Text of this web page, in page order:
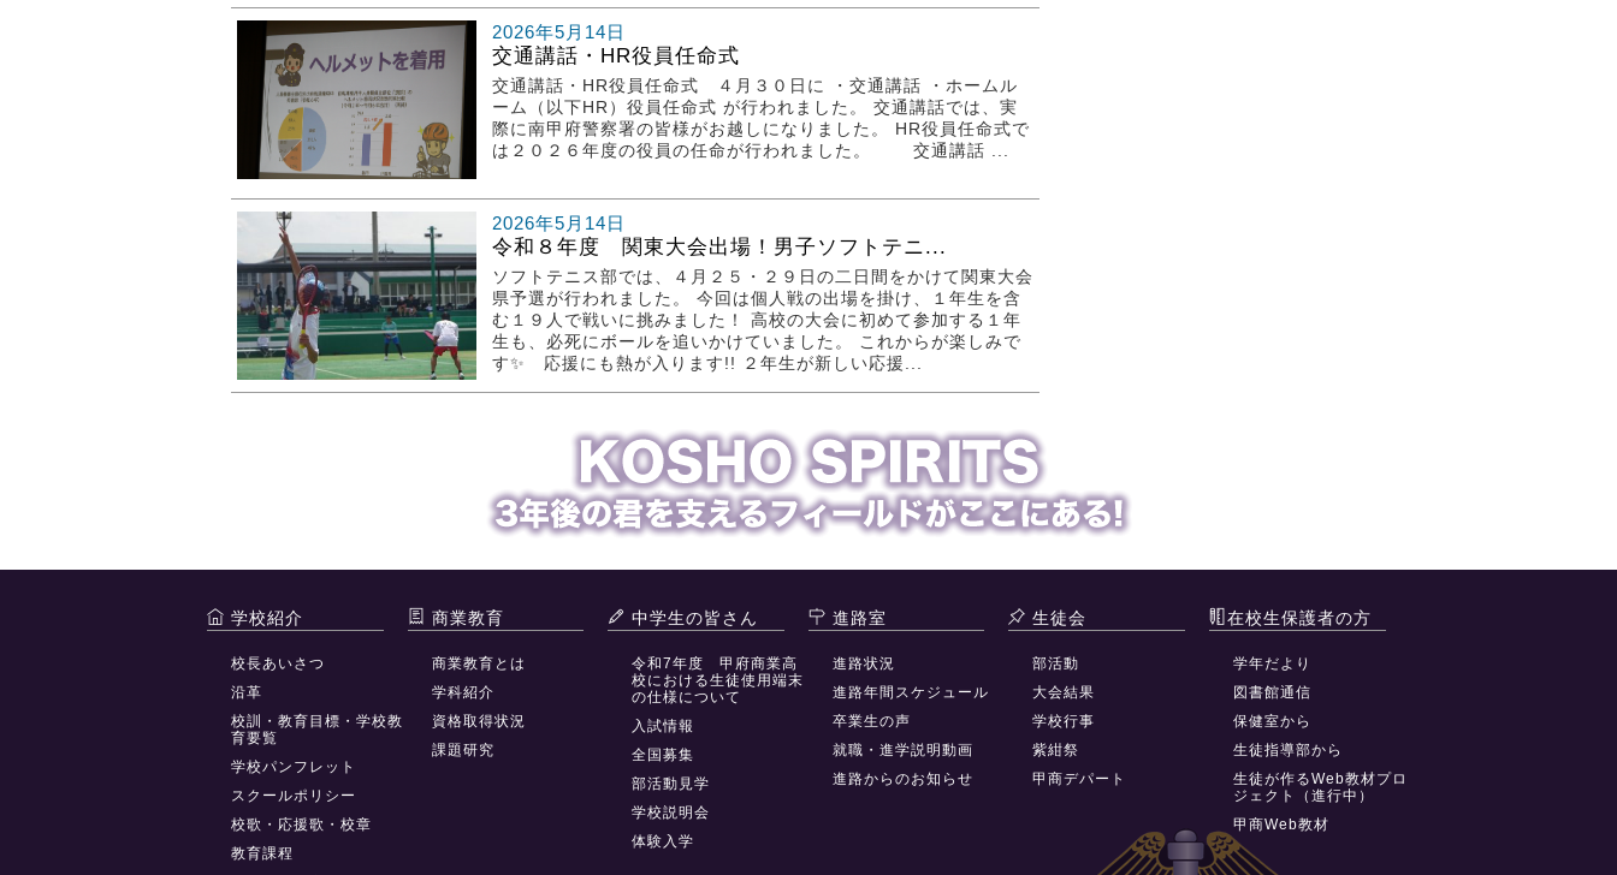
2026年5月14日
交通講話・HR役員任命式
交通講話・HR役員任命式 ４月３０日に ・交通講話 ・ホームル
ーム（以下HR）役員任命式 が行われました。 交通講話では、実
際に南甲府警察署の皆様がお越しになりました。 HR役員任命式で
は２０２６年度の役員の任命が行われました。 交通講話 ...
2026年5月14日
令和８年度 関東大会出場！男子ソフトテニ...
ソフトテニス部では、４月２５・２９日の二日間をかけて関東大会
県予選が行われました。 今回は個人戦の出場を掛け、１年生を含
む１９人で戦いに挑みました！ 高校の大会に初めて参加する１年
生も、必死にボールを追いかけていました。 これからが楽しみで
す✨ 応援にも熱が入ります!! ２年生が新しい応援...
学校紹介
校長あいさつ
沿革
校訓・教育目標・学校教
育要覧
学校パンフレット
スクールポリシー
校歌・応援歌・校章
教育課程
商業教育
商業教育とは
学科紹介
資格取得状況
課題研究
中学生の皆さん
令和7年度 甲府商業高
校における生徒使用端末
の仕様について
入試情報
全国募集
部活動見学
学校説明会
体験入学
進路室
進路状況
進路年間スケジュール
卒業生の声
就職・進学説明動画
進路からのお知らせ
生徒会
部活動
大会結果
学校行事
紫紺祭
甲商デパート
在校生保護者の方
学年だより
図書館通信
保健室から
生徒指導部から
生徒が作るWeb教材プロ
ジェクト（進行中）
甲商Web教材